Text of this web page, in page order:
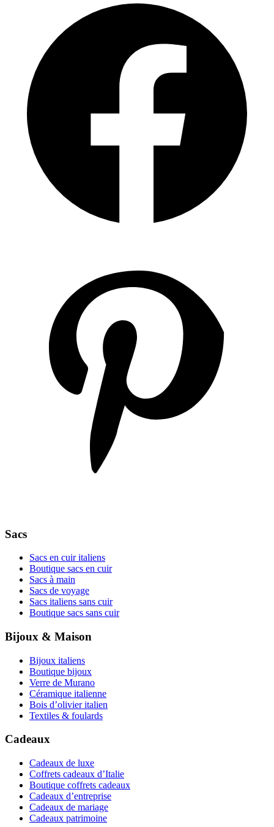
Sacs
Sacs en cuir italiens
Boutique sacs en cuir
Sacs à main
Sacs de voyage
Sacs italiens sans cuir
Boutique sacs sans cuir
Bijoux & Maison
Bijoux italiens
Boutique bijoux
Verre de Murano
Céramique italienne
Bois d’olivier italien
Textiles & foulards
Cadeaux
Cadeaux de luxe
Coffrets cadeaux d’Italie
Boutique coffrets cadeaux
Cadeaux d’entreprise
Cadeaux de mariage
Cadeaux patrimoine